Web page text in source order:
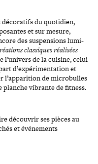
déco­ra­tifs du quotidien,
et sur mesure,
des sus­pen­sions lumi­
clas­siques réalisées
l’univers de la cuisine, celui
d’expérimentation et
l’apparition de micro­bulles
planche vibrante de fitness.
découvrir ses pièces au
et évé­ne­ments